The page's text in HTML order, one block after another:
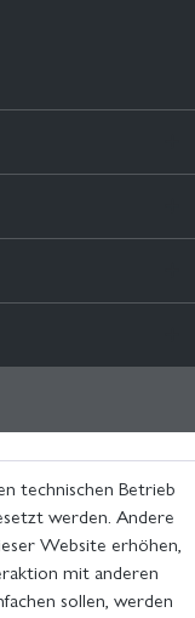
technischen Betrieb
werden. Andere
Website erhöhen,
mit anderen
sollen, werden